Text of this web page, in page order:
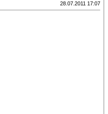
28.07.2011 17:07